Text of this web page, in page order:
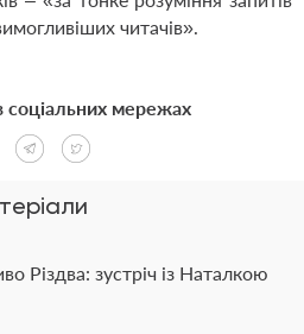
читачів».
Різдва: зустріч із Наталкою
соціальних мережах